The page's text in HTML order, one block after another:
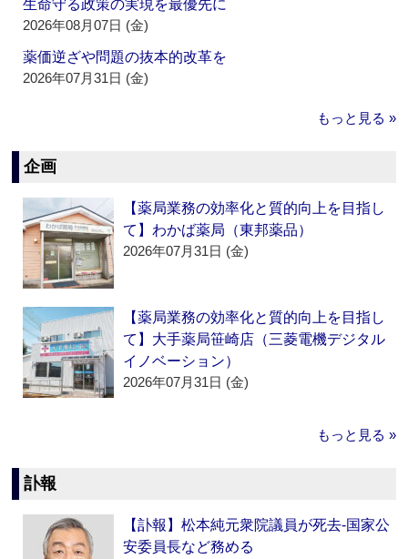
生命守る政策の実現を最優先に
2026年08月07日 (金)
薬価逆ざや問題の抜本的改革を
2026年07月31日 (金)
もっと見る »
企画
【薬局業務の効率化と質的向上を目指し
て】わかば薬局（東邦薬品）
2026年07月31日 (金)
【薬局業務の効率化と質的向上を目指し
て】大手薬局笹崎店（三菱電機デジタル
イノベーション）
2026年07月31日 (金)
もっと見る »
訃報
【訃報】松本純元衆院議員が死去‐国家公
安委員長など務める